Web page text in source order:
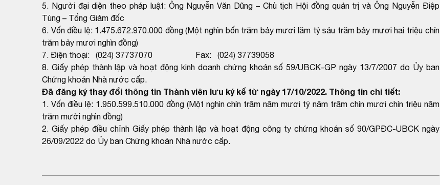
5. Người đại diện theo pháp luật: Ông Nguyễn Văn Dũng – Chủ tịch Hội đồng quản trị và Ông Nguyễn Điệp
Tùng – Tổng Giám đốc
6. Vốn điều lệ: 1.475.672.970.000 đồng (Một nghìn bốn trăm bảy mươi lăm tỷ sáu trăm bảy mươi hai triệu chín
trăm bảy mươi nghìn đồng)
7. Điện thoại: (024) 37737070 Fax: (024) 37739058
8. Giấy phép thành lập và hoạt động kinh doanh chứng khoán số 59/UBCK-GP ngày 13/7/2007 do Ủy ban
Chứng khoán Nhà nước cấp.
Đã đăng ký thay đổi thông tin Thành viên lưu ký kể từ ngày 17/10/2022. Thông tin chi tiết:
1. Vốn điều lệ: 1.950.599.510.000 đồng (Một nghìn chín trăm năm mươi tỷ năm trăm chín mươi chín triệu năm
trăm mười nghìn đồng)
2. Giấy phép điều chỉnh Giấy phép thành lập và hoạt động công ty chứng khoán số 90/GPĐC-UBCK ngày
26/09/2022 do Ủy ban Chứng khoán Nhà nước cấp.